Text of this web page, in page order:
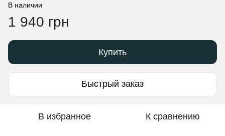
В наличии
1 940 грн
Купить
Быстрый заказ
В избранное К сравнению